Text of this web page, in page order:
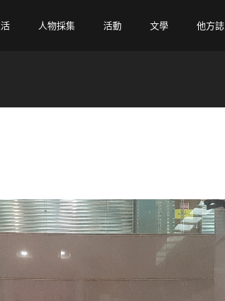
人物採集 活動 文學 他方誌